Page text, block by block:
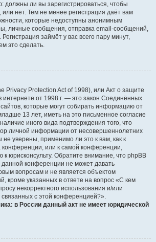
должны ли вы зарегистрироваться, чтобы
нет. Тем не менее регистрация даёт вам
которые недоступны анонимным
личные сообщения, отправка email-сообщений,
Регистрация займёт у вас всего пару минут,
это сделать.
Privacy Protection Act of 1998), или Акт о защите
интернете от 1998 г. — это закон Соединённых
которые могут собирать информацию от
13 лет, иметь на это письменное согласие
иного вида подтверждения того, что
личной информации от несовершеннолетних
уверены, применимо ли это к вам, как к
или к самой конференции,
юрисконсульту. Обратите внимание, что phpBB
конференции не может давать
вопросам и не является объектом
кроме указанных в ответе на вопрос «С кем
некорректного использования и/или
с этой конференцией?».
в России данный акт не имеет юридической